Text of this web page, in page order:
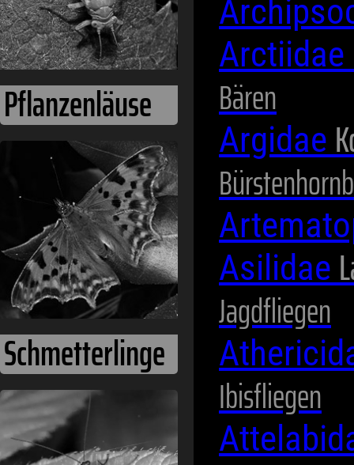
Schmetterlinge
Schnabelfliegen
Arctiidae
Bären
Argidae
Asilidae
Jagdfliegen
Ibisfliegen